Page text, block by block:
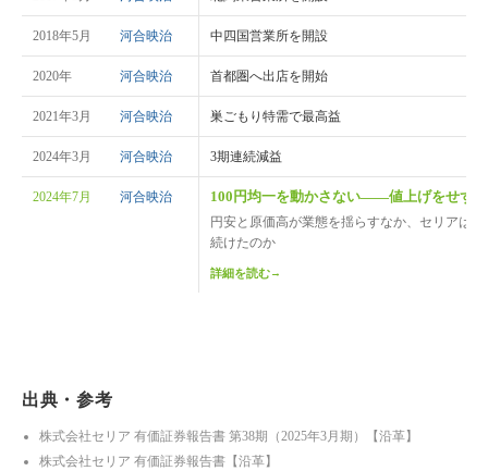
2018年5月 河合映治 中四国営業所を開設
2020年 河合映治 首都圏へ出店を開始
2021年3月 河合映治 巣ごもり特需で最高益
2024年3月 河合映治 3期連続減益
2024年7月 河合映治 100円均一を動かさない——値上げをせず
円安と原価高が業態を揺らすなか、セリアは
続けたのか
詳細を読む→
出典・参考
株式会社セリア 有価証券報告書 第38期（2025年3月期）【沿革】
株式会社セリア 有価証券報告書【沿革】